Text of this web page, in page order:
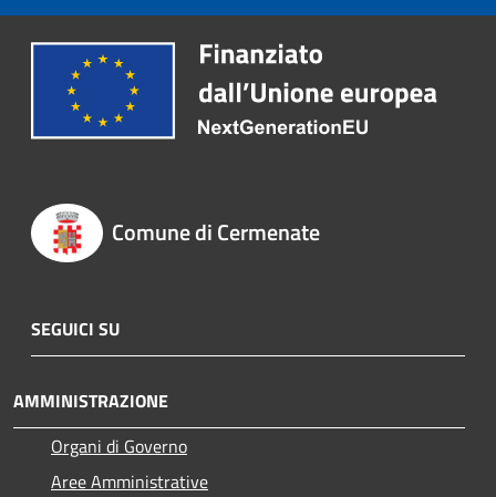
Comune di Cermenate
SEGUICI SU
AMMINISTRAZIONE
Organi di Governo
Aree Amministrative